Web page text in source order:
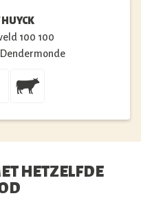
HUYCK
100 100
Dendermonde
HETZELFDE